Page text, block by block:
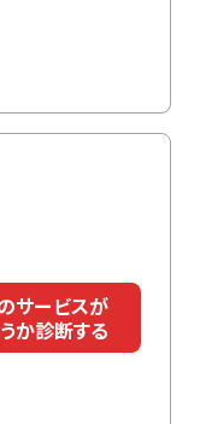
つながります。
用ルールに沿っ
しいルートで申
金額や選択した
定が可能です。
成されるので、
サービスが
か診断する